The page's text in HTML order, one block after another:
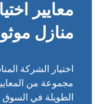
معايير
منازل
اختيار الشركة
مجموعة من
الطويلة في